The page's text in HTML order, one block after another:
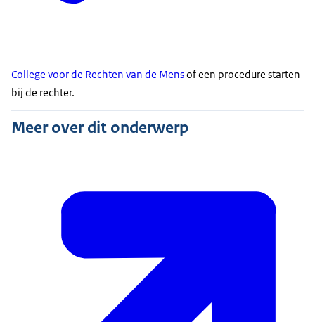
College voor de Rechten van de Mensof een procedure starten
bij de rechter.
Meer over dit onderwerp